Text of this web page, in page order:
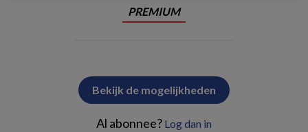
PREMIUM
Bekijk de mogelijkheden
Al abonnee? Log dan in